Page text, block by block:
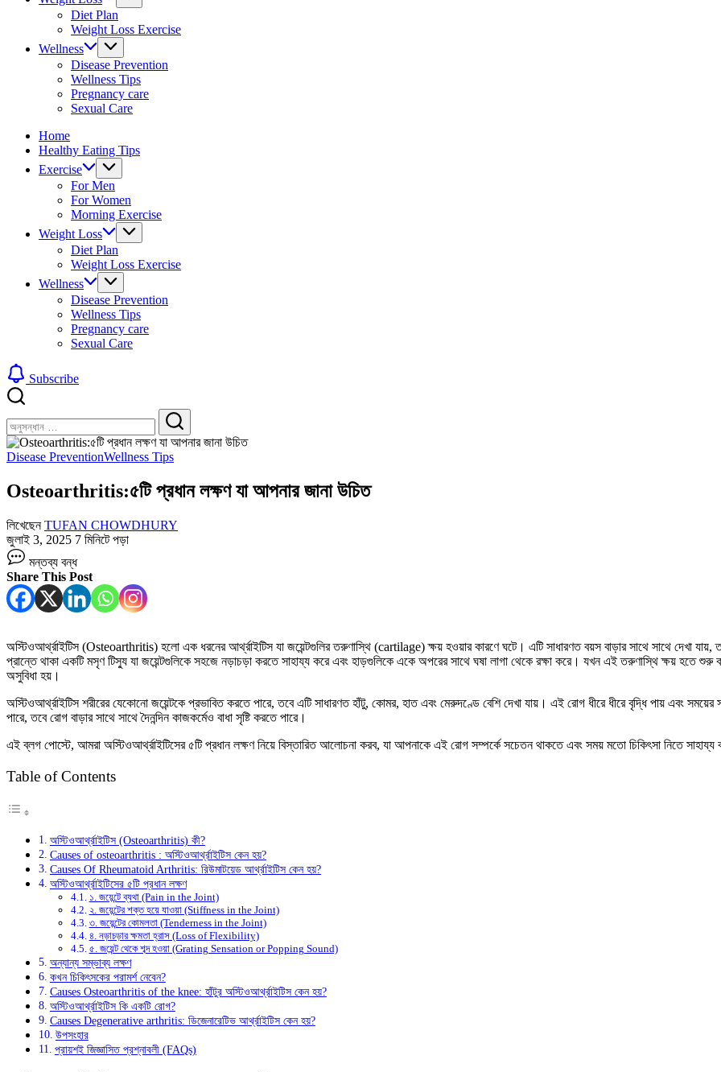
fitness
Diet Plan
Weight Loss Exercise
Wellness
Disease Prevention
Wellness Tips
Pregnancy care
Sexual Care
Home
Healthy Eating Tips
Exercise
For Men
For Women
Morning Exercise
Weight Loss
Diet Plan
Weight Loss Exercise
Wellness
Disease Prevention
Wellness Tips
Pregnancy care
Sexual Care
Subscribe
করুন
খুঁজুন
খুঁজুন
Disease PreventionWellness Tips
Osteoarthritis:৫টি প্রধান লক্ষণ যা আপনার জানা উচিত
লিখেছেনTUFAN CHOWDHURY
জুলাই 3, 2025 7 মিনিটে পড়া
প্রধান
লক্ষণ
যা
আপনার
উচিত
তে
মন্তব্য বন্ধ
Share This Post
অস্টিওআর্থ্রাইটিস (Osteoarthritis) হলো এক ধরনের আর্থ্রাইটিস যা জয়েন্টগুলির তরুণাস্থি (cartilage) ক্ষয় হওয়ার কারণে ঘটে। এটি সাধারণত বয়স বাড়ার সাথে সাথে দেখা
প্রান্তে থাকা একটি মসৃণ টিস্যু যা জয়েন্টগুলিকে সহজে নড়াচড়া করতে সাহায্য করে এবং হাড়গুলিকে একে অপরের সাথে ঘষা লাগা থেকে রক্ষা করে। যখন এই তরুণাস্থি ক্ষয় হতে
অসুবিধা হয়।
অস্টিওআর্থ্রাইটিস শরীরের যেকোনো জয়েন্টকে প্রভাবিত করতে পারে, তবে এটি সাধারণত হাঁটু, কোমর, হাত এবং মেরুদণ্ডে বেশি দেখা যায়। এই রোগ ধীরে ধীরে বৃদ্ধি পায় এবং
পারে, তবে রোগ বাড়ার সাথে সাথে দৈনন্দিন কাজকর্মেও বাধা সৃষ্টি করতে পারে।
এই ব্লগ পোস্টে, আমরা অস্টিওআর্থ্রাইটিসের ৫টি প্রধান লক্ষণ নিয়ে বিস্তারিত আলোচনা করব, যা আপনাকে এই রোগ সম্পর্কে সচেতন থাকতে এবং সময় মতো চিকিৎসা নিতে সাহায্য
Table of Contents
অস্টিওআর্থ্রাইটিস (Osteoarthritis) কী?
Causes of osteoarthritis : অস্টিওআর্থ্রাইটিস কেন হয়?
Causes Of Rheumatoid Arthritis: রিউমাটয়েড আর্থ্রাইটিস কেন হয়?
অস্টিওআর্থ্রাইটিসের ৫টি প্রধান লক্ষণ
১. জয়েন্টে ব্যথা (Pain in the Joint)
২. জয়েন্টের শক্ত হয়ে যাওয়া (Stiffness in the Joint)
৩. জয়েন্টের কোমলতা (Tenderness in the Joint)
৪. নড়াচড়ার ক্ষমতা হ্রাস (Loss of Flexibility)
৫. জয়েন্ট থেকে শব্দ হওয়া (Grating Sensation or Popping Sound)
অন্যান্য সম্ভাব্য লক্ষণ
কখন চিকিৎসকের পরামর্শ নেবেন?
Causes Osteoarthritis of the knee: হাঁটুর অস্টিওআর্থ্রাইটিস কেন হয়?
অস্টিওআর্থ্রাইটিস কি একটি রোগ?
Causes Degenerative arthritis: ডিজেনারেটিভ আর্থ্রাইটিস কেন হয়?
উপসংহার
প্রায়শই জিজ্ঞাসিত প্রশ্নাবলী (FAQs)